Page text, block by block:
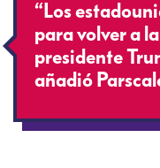
“Los
para volver a
presidente
añadió